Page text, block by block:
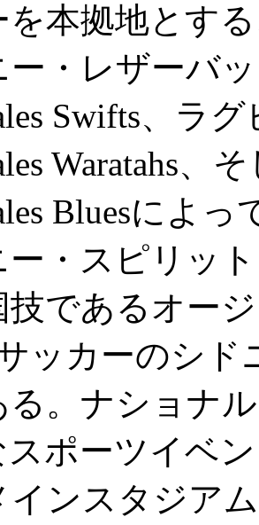
を本拠地とす
ー・レザーバ
Swifts、ラ
Waratahs、
Bluesによ
ー・スピリッ
技であるオー
ッカーのシ
る。ナショナ
スポーツイベ
インスタジア